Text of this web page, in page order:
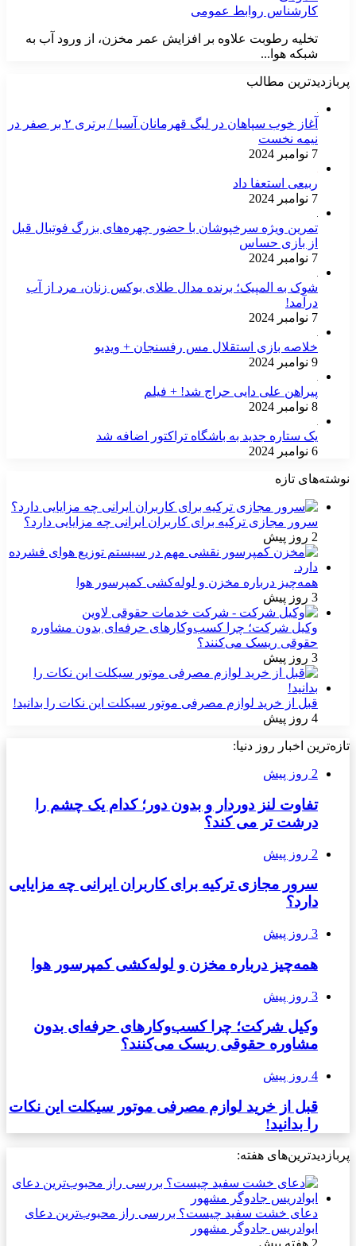
کارشناس روابط عمومی
تخلیه رطوبت علاوه بر افزایش عمر مخزن، از ورود آب به
شبکه هوا...
پربازدیدترین مطالب
آغاز خوب سپاهان در لیگ قهرمانان آسیا / برتری ۲ بر صفر در
نیمه نخست
7 نوامبر 2024
ربیعی استعفا داد
7 نوامبر 2024
تمرین ویژه سرخپوشان با حضور چهره‌های بزرگ فوتبال قبل
از بازی حساس
7 نوامبر 2024
شوک به المپیک؛ برنده مدال طلای بوکس زنان، مرد از آب
درآمد!
7 نوامبر 2024
خلاصه بازی استقلال مس رفسنجان + ویدیو
9 نوامبر 2024
پیراهن علی دایی حراج شد! + فیلم
8 نوامبر 2024
یک ستاره جدید به باشگاه تراکتور اضافه شد
6 نوامبر 2024
نوشته‌های تازه
سرور مجازی ترکیه برای کاربران ایرانی چه مزایایی دارد؟
2 روز پیش
همه‌چیز درباره مخزن و لوله‌کشی کمپرسور هوا
3 روز پیش
وکیل شرکت؛ چرا کسب‌وکارهای حرفه‌ای بدون مشاوره
حقوقی ریسک می‌کنند؟
3 روز پیش
قبل از خرید لوازم مصرفی موتور سیکلت این نکات را بدانید!
4 روز پیش
تازه‌ترین اخبار روز دنیا:
2 روز پیش
تفاوت لنز دوردار و بدون دور؛ کدام یک چشم را
درشت تر می کند؟
2 روز پیش
سرور مجازی ترکیه برای کاربران ایرانی چه مزایایی
دارد؟
3 روز پیش
همه‌چیز درباره مخزن و لوله‌کشی کمپرسور هوا
3 روز پیش
وکیل شرکت؛ چرا کسب‌وکارهای حرفه‌ای بدون
مشاوره حقوقی ریسک می‌کنند؟
4 روز پیش
قبل از خرید لوازم مصرفی موتور سیکلت این نکات
را بدانید!
پربازدیدترین‌های هفته:
دعای خشت سفید چیست؟ بررسی راز محبوب‌ترین دعای
ابوادریس جادوگر مشهور